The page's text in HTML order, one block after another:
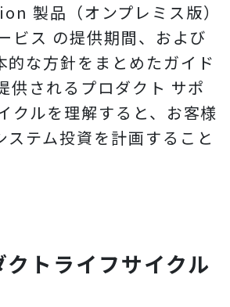
製品（オンプレミス版）
ビス の提供期間、および
的な方針をまとめたガイド
供されるプロダクト サポ
クルを理解すると、お客様
ステム投資を計画すること
トライフサイクル